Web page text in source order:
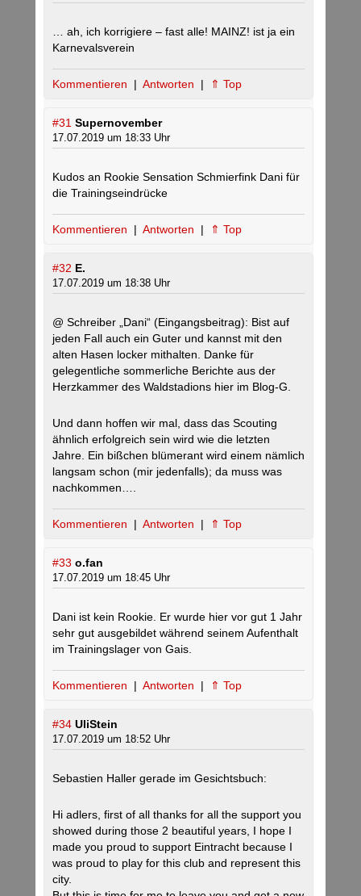
… ah, ich korrigiere – fast alle! MAINZ! ist ja ein
Karnevalsverein
Kommentieren | Antworten | ⇑ Top
#31 Supernovember
17.07.2019 um 18:33 Uhr
Kudos an Rookie Sensation Schmierfink Dani für
die Trainingseindrücke
Kommentieren | Antworten | ⇑ Top
#32 E.
17.07.2019 um 18:38 Uhr
@ Schreiber „Dani“ (Eingangsbeitrag): Bist auf
jeden Fall auch ein Guter und kannst mit den
alten Hasen locker mithalten. Danke für
gelegentliche sommerliche Berichte aus der
Herzkammer des Waldstadions hier im Blog-G.
Und dann hoffen wir mal, dass das Scouting
ähnlich erfolgreich sein wird wie die letzten
Jahre. Ein bißchen blümerant wird einem nämlich
langsam schon (mir jedenfalls); da muss was
nachkommen….
Kommentieren | Antworten | ⇑ Top
#33 o.fan
17.07.2019 um 18:45 Uhr
Dani ist kein Rookie. Er wurde hier vor gut 1 Jahr
sehr gut ausgebildet während seinem Aufenthalt
im Trainingslager von Gais.
Kommentieren | Antworten | ⇑ Top
#34 UliStein
17.07.2019 um 18:52 Uhr
Sebastien Haller gerade im Gesichtsbuch:
Hi adlers, first of all thanks for all the support you
showed during those 2 beautiful years, I hope I
made you proud to support Eintracht because I
was proud to play for this club and represent this
city.